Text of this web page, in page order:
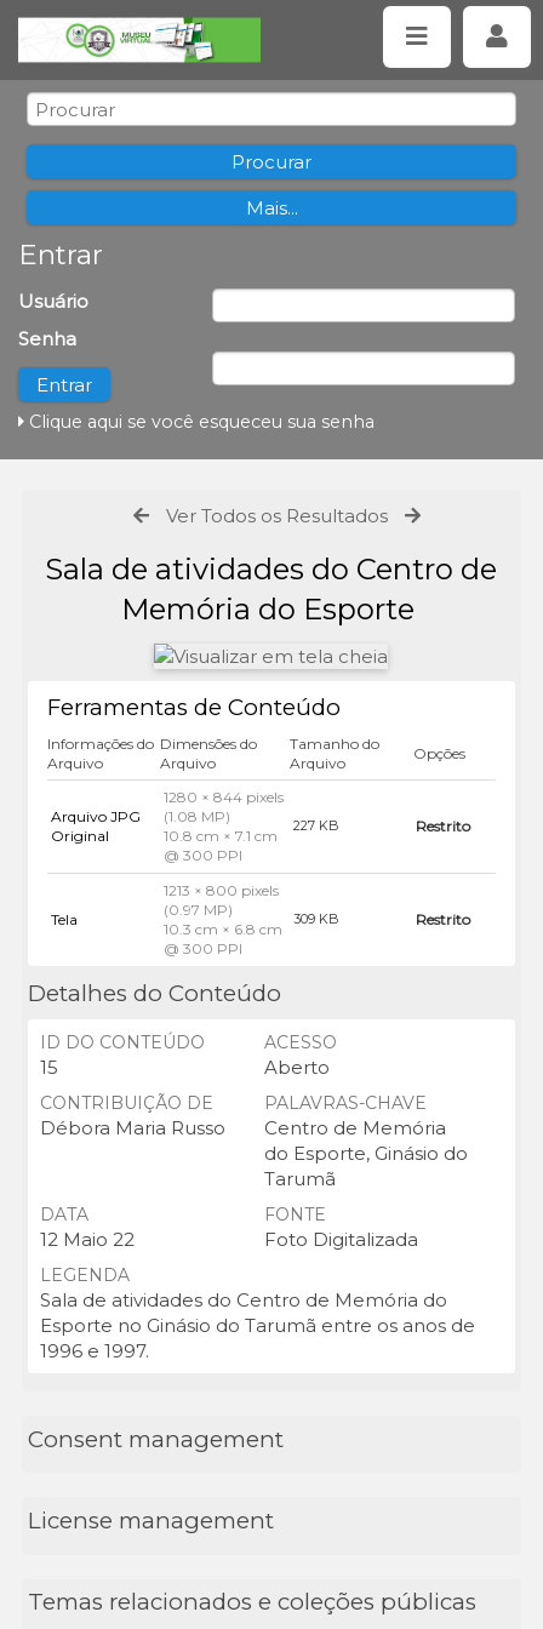
Entrar
Usuário
Senha
Clique aqui se você esqueceu sua senha
Ver Todos os Resultados
Sala de atividades do Centro de
Memória do Esporte
Ferramentas de Conteúdo
Informações do
Arquivo
Dimensões do
Arquivo
Tamanho do
Arquivo
Opções
Arquivo JPG
Original
1280 × 844 pixels
(1.08 MP)
10.8 cm × 7.1 cm
@ 300 PPI
227 KB Restrito
Tela
1213 × 800 pixels
(0.97 MP)
10.3 cm × 6.8 cm
@ 300 PPI
309 KB Restrito
Detalhes do Conteúdo
ID DO CONTEÚDO
15
ACESSO
Aberto
CONTRIBUIÇÃO DE
Débora Maria Russo
PALAVRAS-CHAVE
Centro de Memória
do Esporte, Ginásio do
Tarumã
DATA
12 Maio 22
FONTE
Foto Digitalizada
LEGENDA
Sala de atividades do Centro de Memória do
Esporte no Ginásio do Tarumã entre os anos de
1996 e 1997.
Consent management
License management
Temas relacionados e coleções públicas